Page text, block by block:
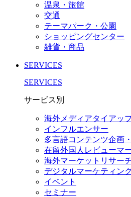
温泉・旅館
交通
テーマパーク・公園
ショッピングセンター
雑貨・商品
SERVICES
SERVICES
サービス別
海外メディアタイアッ
インフルエンサー
多言語コンテンツ企画
在留外国⼈レビューマ
海外マーケットリサー
デジタルマーケティン
イベント
セミナー